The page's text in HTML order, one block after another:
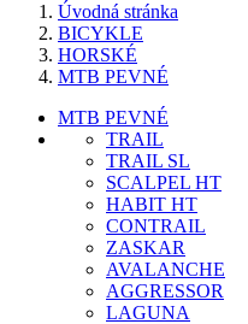
Úvodná stránka
BICYKLE
HORSKÉ
MTB PEVNÉ
MTB PEVNÉ
TRAIL
TRAIL SL
SCALPEL HT
HABIT HT
CONTRAIL
ZASKAR
AVALANCHE
AGGRESSOR
LAGUNA